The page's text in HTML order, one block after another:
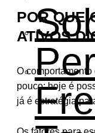
POR QUE
ATIVOS
O
pouco: hoje é
já é estratégia